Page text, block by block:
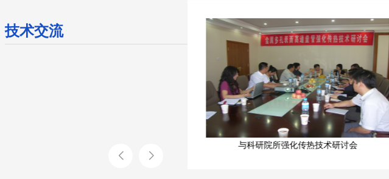
技术交流
赴美GRAHAM公司交流、考察